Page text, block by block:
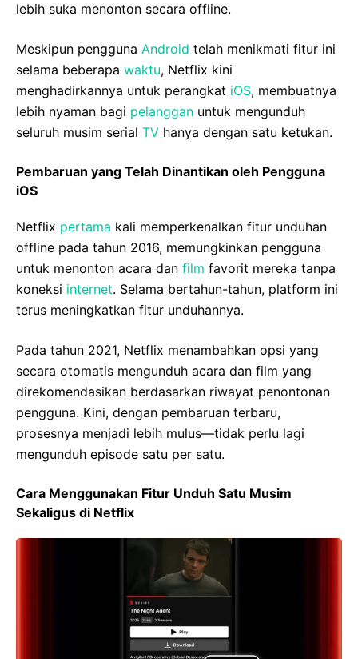
lebih suka menonton secara offline.
Meskipun pengguna Android telah menikmati fitur ini
selama beberapa waktu, Netflix kini
menghadirkannya untuk perangkat iOS, membuatnya
lebih nyaman bagi pelanggan untuk mengunduh
seluruh musim serial TV hanya dengan satu ketukan.
Pembaruan yang Telah Dinantikan oleh Pengguna
iOS
Netflix pertama kali memperkenalkan fitur unduhan
offline pada tahun 2016, memungkinkan pengguna
untuk menonton acara dan film favorit mereka tanpa
koneksi internet. Selama bertahun-tahun, platform ini
terus meningkatkan fitur unduhannya.
Pada tahun 2021, Netflix menambahkan opsi yang
secara otomatis mengunduh acara dan film yang
direkomendasikan berdasarkan riwayat penontonan
pengguna. Kini, dengan pembaruan terbaru,
prosesnya menjadi lebih mulus—tidak perlu lagi
mengunduh episode satu per satu.
Cara Menggunakan Fitur Unduh Satu Musim
Sekaligus di Netflix